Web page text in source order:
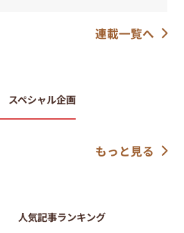
連載一覧へ
スペシャル企画
もっと見る
人気記事ランキング